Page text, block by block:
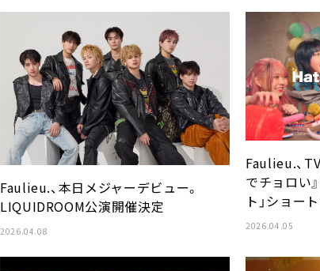
Faulieu.、本日メジャーデビュー。
LIQUIDROOM公演開催決定
2026.04.08
Faulieu.、
でチョロい
ト」ショー
2026.04.05